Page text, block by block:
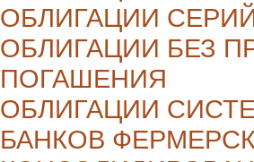
ОБЛИГАЦИИ
ОБЛИГАЦИИ БЕЗ
ПОГАШЕНИЯ
ОБЛИГАЦИИ
БАНКОВ